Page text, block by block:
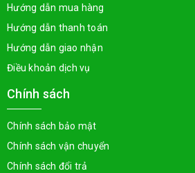
Hướng dẫn mua hàng
Hướng dẫn thanh toán
Hướng dẫn giao nhận
Điều khoản dịch vụ
Chính sách
Chính sách bảo mật
Chính sách vận chuyển
Chính sách đổi trả